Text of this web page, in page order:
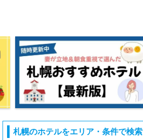
札幌のホテルをエリア・条件で検索